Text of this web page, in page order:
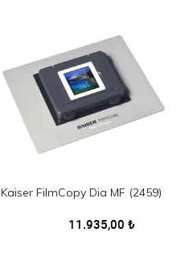
Kaiser FilmCopy Dia MF (2459)
11.935,00 ₺